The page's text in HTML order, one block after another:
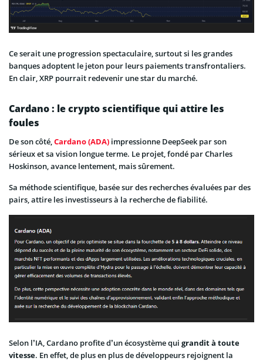
Ce serait une progression spectaculaire, surtout si les grandes
banques adoptent le jeton pour leurs paiements transfrontaliers.
En clair, XRP pourrait redevenir une star du marché.
Cardano : le crypto scientifique qui attire les
foules
De son côté,Cardano (ADA) impressionne DeepSeek par son
sérieux et sa vision longue terme. Le projet, fondé par Charles
Hoskinson, avance lentement, mais sûrement.
Sa méthode scientifique, basée sur des recherches évaluées par des
pairs, attire les investisseurs à la recherche de fiabilité.
Selon l’IA, Cardano profite d’un écosystème qui grandit à toute
vitesse. En effet, de plus en plus de développeurs rejoignent la